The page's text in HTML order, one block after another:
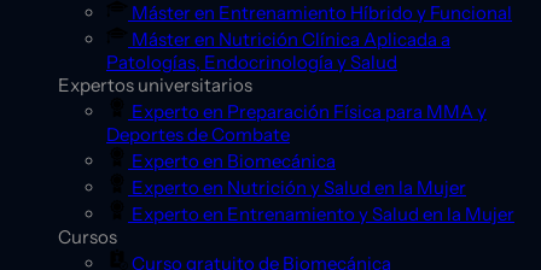
Máster en Entrenamiento Híbrido y Funcional
Máster en Nutrición Clínica Aplicada a
Patologías, Endocrinología y Salud
Expertos universitarios
Experto en Preparación Física para MMA y
Deportes de Combate
Experto en Biomecánica
Experto en Nutrición y Salud en la Mujer
Experto en Entrenamiento y Salud en la Mujer
Cursos
Curso gratuito de Biomecánica